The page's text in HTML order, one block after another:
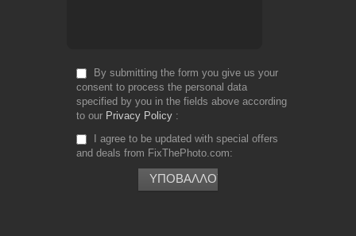
By submitting the form you give us your
consent to process the personal data
specified by you in the fields above according
to our Privacy Policy
I agree to be updated with special offers
and deals from FixThePhoto.com